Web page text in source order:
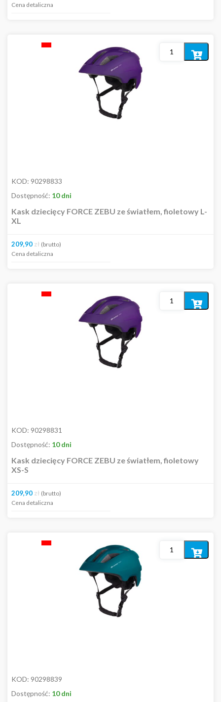
Cena detaliczna
KOD: 90298833
Dostępność: 10 dni
Kask dziecięcy FORCE ZEBU ze światłem, fioletowy L-
XL
209,90 zł (brutto)
Cena detaliczna
Dodaj
KOD: 90298831
Dostępność: 10 dni
Kask dziecięcy FORCE ZEBU ze światłem, fioletowy
XS-S
209,90 zł (brutto)
Cena detaliczna
Dodaj
KOD: 90298839
Dostępność: 10 dni
Dodaj